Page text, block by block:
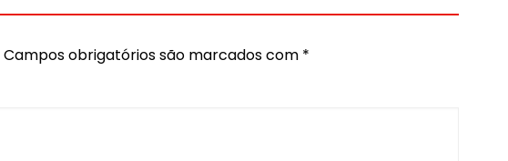
Campos obrigatórios são marcados com *